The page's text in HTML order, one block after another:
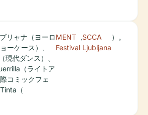
リャナ（ヨーロ
ーケース）、
現代ダンス）、
（ライトア
コミックフェ
（
MENT
Festival
,SCCA
Ljubljana
）。